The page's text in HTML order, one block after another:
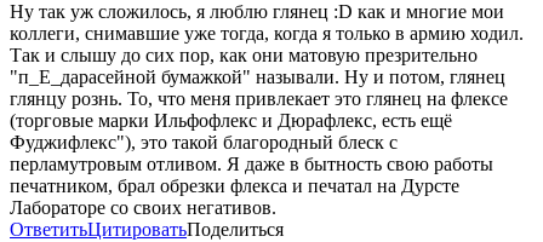
Ну так уж сложилось, я люблю глянец :D как и многие мои
коллеги, снимавшие уже тогда, когда я только в армию ходил.
Так и слышу до сих пор, как они матовую презрительно
"п_Е_дарасейной бумажкой" называли. Ну и потом, глянец
глянцу рознь. То, что меня привлекает это глянец на флексе
(торговые марки Ильфофлекс и Дюрафлекс, есть ещё
Фуджифлекс"), это такой благородный блеск с
перламутровым отливом. Я даже в бытность свою работы
печатником, брал обрезки флекса и печатал на Дурсте
Лабораторе со своих негативов.
ОтветитьЦитироватьПоделиться